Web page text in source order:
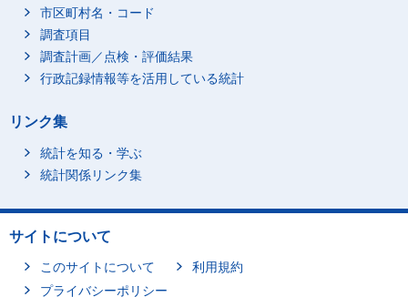
市区町村名・コード
調査項目
調査計画／点検・評価結果
行政記録情報等を活用している統計
リンク集
統計を知る・学ぶ
統計関係リンク集
サイトについて
このサイトについて
利用規約
プライバシーポリシー